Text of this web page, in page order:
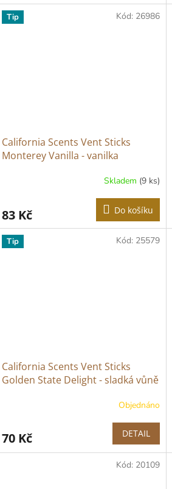
Tip
California Scents Vent Sticks
Monterey Vanilla - vanilka
Skladem (9 ks)
83 Kč Do košíku
Kód: 26986
Tip
California Scents Vent Sticks
Golden State Delight - sladká vůně
Objednáno
70 Kč DETAIL
Kód: 25579
Kód: 20109